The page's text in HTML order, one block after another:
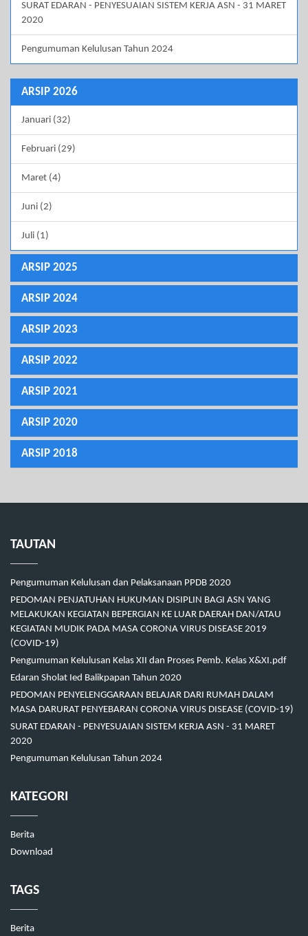
SURAT EDARAN - PENYESUAIAN SISTEM KERJA ASN - 31 MARET
2020
Pengumuman Kelulusan Tahun 2024
ARSIP 2026
Januari (32)
Februari (29)
Maret (4)
Juni (2)
Juli (1)
ARSIP 2025
ARSIP 2024
ARSIP 2023
ARSIP 2022
ARSIP 2021
ARSIP 2020
ARSIP 2018
TAUTAN
Pengumuman Kelulusan dan Pelaksanaan PPDB 2020
PEDOMAN PENJATUHAN HUKUMAN DISIPLIN BAGI ASN YANG
MELAKUKAN KEGIATAN BEPERGIAN KE LUAR DAERAH DAN/ATAU
KEGIATAN MUDIK PADA MASA CORONA VIRUS DISEASE 2019
(COVID-19)
Pengumuman Kelulusan Kelas XII dan Proses Pemb. Kelas X&XI.pdf
Edaran Sholat Ied Balikpapan Tahun 2020
PEDOMAN PENYELENGGARAAN BELAJAR DARI RUMAH DALAM
MASA DARURAT PENYEBARAN CORONA VIRUS DISEASE (COVID-19)
SURAT EDARAN - PENYESUAIAN SISTEM KERJA ASN - 31 MARET
2020
Pengumuman Kelulusan Tahun 2024
KATEGORI
Berita
Download
TAGS
Berita